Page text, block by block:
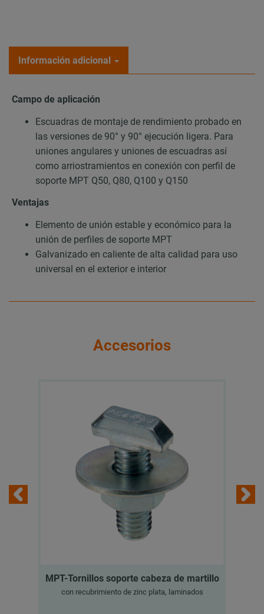
Información adicional
Campo de aplicación
Escuadras de montaje de rendimiento probado en
las versiones de 90° y 90° ejecución ligera. Para
uniones angulares y uniones de escuadras así
como arriostramientos en conexión con perfil de
soporte MPT Q50, Q80, Q100 y Q150
Ventajas
Elemento de unión estable y económico para la
unión de perfiles de soporte MPT
Galvanizado en caliente de alta calidad para uso
universal en el exterior e interior
Accesorios
MPT-Tornillos soporte cabeza de martillo
con recubrimiento de zinc plata, laminados